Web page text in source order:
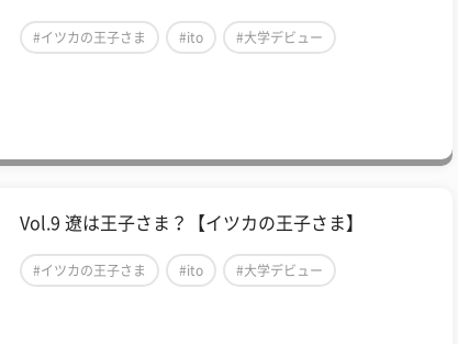
#イツカの王子さま #ito #大学デビュー
Vol.9 遼は王子さま？【イツカの王子さま】
#イツカの王子さま #ito #大学デビュー